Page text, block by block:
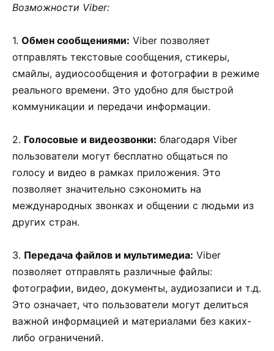
Возможности Viber:
1. Обмен сообщениями: Viber позволяет
отправлять текстовые сообщения, стикеры,
смайлы, аудиосообщения и фотографии в режиме
реального времени. Это удобно для быстрой
коммуникации и передачи информации.
2. Голосовые и видеозвонки: благодаря Viber
пользователи могут бесплатно общаться по
голосу и видео в рамках приложения. Это
позволяет значительно сэкономить на
международных звонках и общении с людьми из
других стран.
3. Передача файлов и мультимедиа: Viber
позволяет отправлять различные файлы:
фотографии, видео, документы, аудиозаписи и т.д.
Это означает, что пользователи могут делиться
важной информацией и материалами без каких-
либо ограничений.